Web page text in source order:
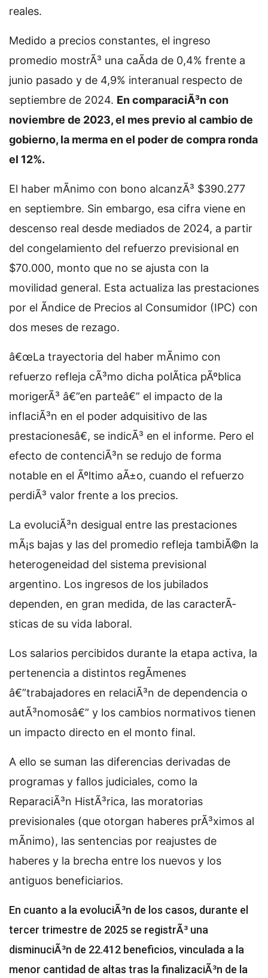
reales.
Medido a precios constantes, el ingreso
promedio mostrÃ³ una caÃ­da de 0,4% frente a
junio pasado y de 4,9% interanual respecto de
septiembre de 2024. En comparaciÃ³n con
noviembre de 2023, el mes previo al cambio de
gobierno, la merma en el poder de compra ronda
el 12%.
El haber mÃ­nimo con bono alcanzÃ³ $390.277
en septiembre. Sin embargo, esa cifra viene en
descenso real desde mediados de 2024, a partir
del congelamiento del refuerzo previsional en
$70.000, monto que no se ajusta con la
movilidad general. Esta actualiza las prestaciones
por el Ãndice de Precios al Consumidor (IPC) con
dos meses de rezago.
â€œLa trayectoria del haber mÃ­nimo con
refuerzo refleja cÃ³mo dicha polÃ­tica pÃºblica
morigerÃ³ â€”en parteâ€” el impacto de la
inflaciÃ³n en el poder adquisitivo de las
prestacionesâ€, se indicÃ³ en el informe. Pero el
efecto de contenciÃ³n se redujo de forma
notable en el Ãºltimo aÃ±o, cuando el refuerzo
perdiÃ³ valor frente a los precios.
La evoluciÃ³n desigual entre las prestaciones
mÃ¡s bajas y las del promedio refleja tambiÃ©n la
heterogeneidad del sistema previsional
argentino. Los ingresos de los jubilados
dependen, en gran medida, de las caracterÃ­
sticas de su vida laboral.
Los salarios percibidos durante la etapa activa, la
pertenencia a distintos regÃ­menes
â€”trabajadores en relaciÃ³n de dependencia o
autÃ³nomosâ€” y los cambios normativos tienen
un impacto directo en el monto final.
A ello se suman las diferencias derivadas de
programas y fallos judiciales, como la
ReparaciÃ³n HistÃ³rica, las moratorias
previsionales (que otorgan haberes prÃ³ximos al
mÃ­nimo), las sentencias por reajustes de
haberes y la brecha entre los nuevos y los
antiguos beneficiarios.
En cuanto a la evoluciÃ³n de los casos, durante el
tercer trimestre de 2025 se registrÃ³ una
disminuciÃ³n de 22.412 beneficios, vinculada a la
menor cantidad de altas tras la finalizaciÃ³n de la